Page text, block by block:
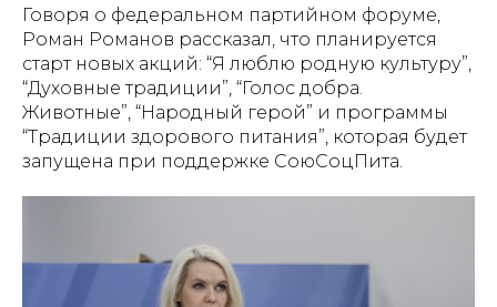
Говоря о федеральном партийном форуме,
Роман Романов рассказал, что планируется
старт новых акций: “Я люблю родную культуру”,
“Духовные традиции”, “Голос добра.
Животные”, “Народный герой” и программы
“Традиции здорового питания”, которая будет
запущена при поддержке СоюСоцПита.